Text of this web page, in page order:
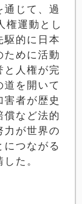
じて、過
権運動とし
的に日本
めに活動
と人権が完
を開いて
者が歴史
など法的
が世界の
つながる
た。